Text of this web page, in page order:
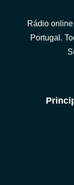
Rádio
Portugal.